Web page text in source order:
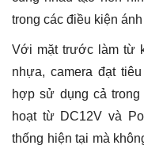
trong các điều kiện
Với mặt trước làm từ
nhựa, camera đạt
hợp sử dụng cả
hoạt từ DC12V và
thống hiện tại mà